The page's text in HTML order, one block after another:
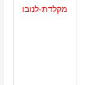
מקלדת-לנובו